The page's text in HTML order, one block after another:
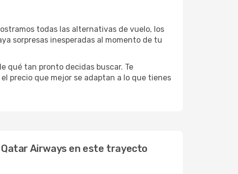
todas las alternativas de vuelo, los
sorpresas inesperadas al momento de tu
qué tan pronto decidas buscar. Te
precio que mejor se adaptan a lo que tienes
Airways en este trayecto